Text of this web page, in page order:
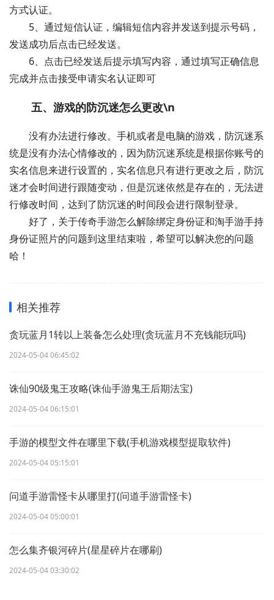
方式认证。
5、通过短信认证，编辑短信内容并发送到提示号码，
发送成功后点击已经发送。
6、点击已经发送后提示填写内容，通过填写正确信息
完成并点击接受申请实名认证即可
五、游戏的防沉迷怎么更改\n
没有办法进行修改。手机或者是电脑的游戏，防沉迷系
统是没有办法心情修改的，因为防沉迷系统是根据你账号的
实名信息来进行设置的，实名信息只有进行更改之后，防沉
迷才会时间进行跟随变动，但是沉迷依然是存在的，无法进
行修改时间，达到了防沉迷的时间段会进行限制登录。
好了，关于传奇手游怎么解除绑定身份证和淘手游手持
身份证照片的问题到这里结束啦，希望可以解决您的问题
哈！
相关推荐
贪玩蓝月1转以上装备怎么处理(贪玩蓝月不充钱能玩吗)
2024-05-04 06:45:02
诛仙90级鬼王攻略(诛仙手游鬼王后期法宝)
2024-05-04 06:15:01
手游的模型文件在哪里下载(手机游戏模型提取软件)
2024-05-04 05:15:01
问道手游雷怪卡从哪里打(问道手游雷怪卡)
2024-05-04 05:00:01
怎么集齐银河碎片(星星碎片在哪刷)
2024-05-04 03:30:02